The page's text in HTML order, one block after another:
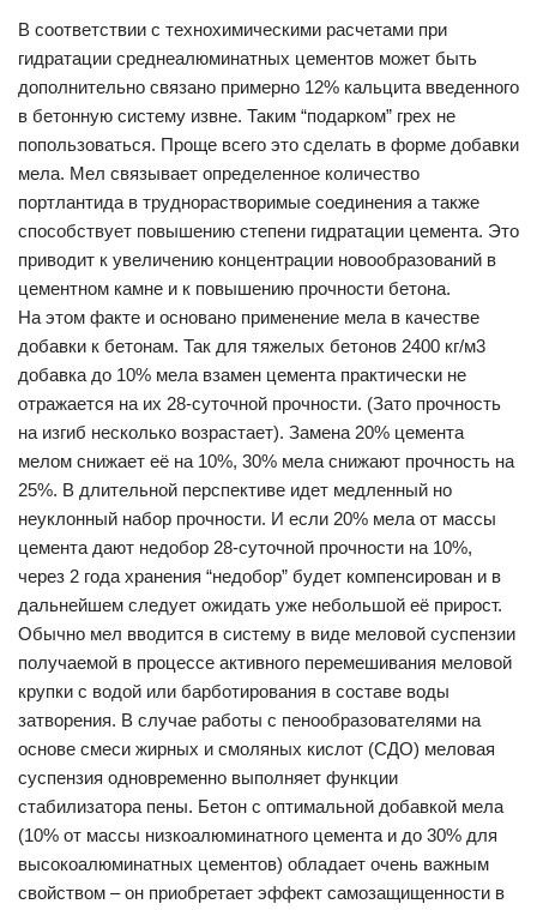
В соответствии с технохимическими расчетами при
гидратации среднеалюминатных цементов может быть
дополнительно связано примерно 12% кальцита введенного
в бетонную систему извне. Таким “подарком” грех не
попользоваться. Проще всего это сделать в форме добавки
мела. Мел связывает определенное количество
портлантида в труднорастворимые соединения а также
способствует повышению степени гидратации цемента. Это
приводит к увеличению концентрации новообразований в
цементном камне и к повышению прочности бетона.
На этом факте и основано применение мела в качестве
добавки к бетонам. Так для тяжелых бетонов 2400 кг/м3
добавка до 10% мела взамен цемента практически не
отражается на их 28-суточной прочности. (Зато прочность
на изгиб несколько возрастает). Замена 20% цемента
мелом снижает её на 10%, 30% мела снижают прочность на
25%. В длительной перспективе идет медленный но
неуклонный набор прочности. И если 20% мела от массы
цемента дают недобор 28-суточной прочности на 10%,
через 2 года хранения “недобор” будет компенсирован и в
дальнейшем следует ожидать уже небольшой её прирост.
Обычно мел вводится в систему в виде меловой суспензии
получаемой в процессе активного перемешивания меловой
крупки с водой или барботирования в составе воды
затворения. В случае работы с пенообразователями на
основе смеси жирных и смоляных кислот (СДО) меловая
суспензия одновременно выполняет функции
стабилизатора пены. Бетон с оптимальной добавкой мела
(10% от массы низкоалюминатного цемента и до 30% для
высокоалюминатных цементов) обладает очень важным
свойством – он приобретает эффект самозащищенности в